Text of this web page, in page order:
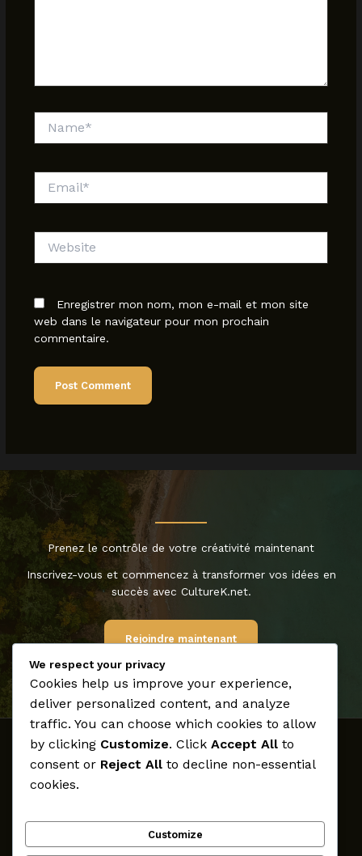
Enregistrer mon nom, mon e-mail et mon site
web dans le navigateur pour mon prochain
commentaire.
Prenez le contrôle de votre créativité maintenant
Inscrivez-vous et commencez à transformer vos idées en
succès avec CultureK.net.
Rejoindre maintenant
Accueil
Médias
Participer
We respect your privacy
Cookies help us improve your experience,
deliver personalized content, and analyze
traffic. You can choose which cookies to allow
by clicking Customize. Click Accept All to
consent or Reject All to decline non-essential
cookies.
Customize